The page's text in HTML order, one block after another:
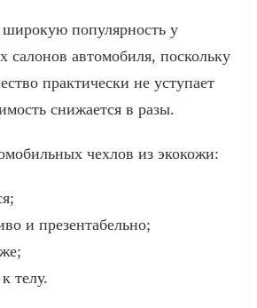
широкую популярность у
салонов автомобиля, поскольку
практически не уступает
снижается в разы.
чехлов из экокожи:
и презентабельно;
телу.